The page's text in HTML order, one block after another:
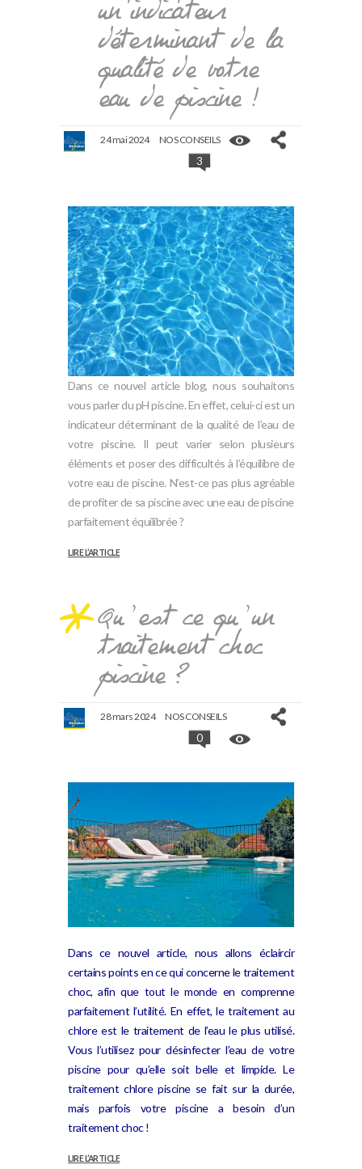
un indicateur
déterminant de la
qualité de votre
eau de piscine !
24 mai 2024 NOS CONSEILS
3
Dans ce nouvel article blog, nous souhaitons
vous parler du pH piscine. En effet, celui-ci est un
indicateur déterminant de la qualité de l’eau de
votre piscine. Il peut varier selon plusieurs
éléments et poser des difficultés à l’équilibre de
votre eau de piscine. N’est-ce pas plus agréable
de profiter de sa piscine avec une eau de piscine
parfaitement équilibrée ?
LIRE L’ARTICLE
Qu’est ce qu’un
traitement choc
piscine ?
28 mars 2024 NOS CONSEILS
0
Dans ce nouvel article, nous allons éclaircir
certains points en ce qui concerne le traitement
choc, afin que tout le monde en comprenne
parfaitement l’utilité. En effet, le traitement au
chlore est le traitement de l’eau le plus utilisé.
Vous l’utilisez pour désinfecter l’eau de votre
piscine pour qu’elle soit belle et limpide. Le
traitement chlore piscine se fait sur la durée,
mais parfois votre piscine a besoin d’un
traitement choc !
LIRE L’ARTICLE